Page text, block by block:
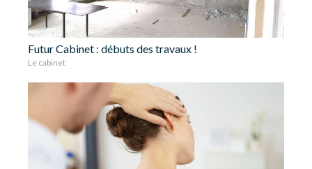
Futur Cabinet : débuts des travaux !
Le cabinet